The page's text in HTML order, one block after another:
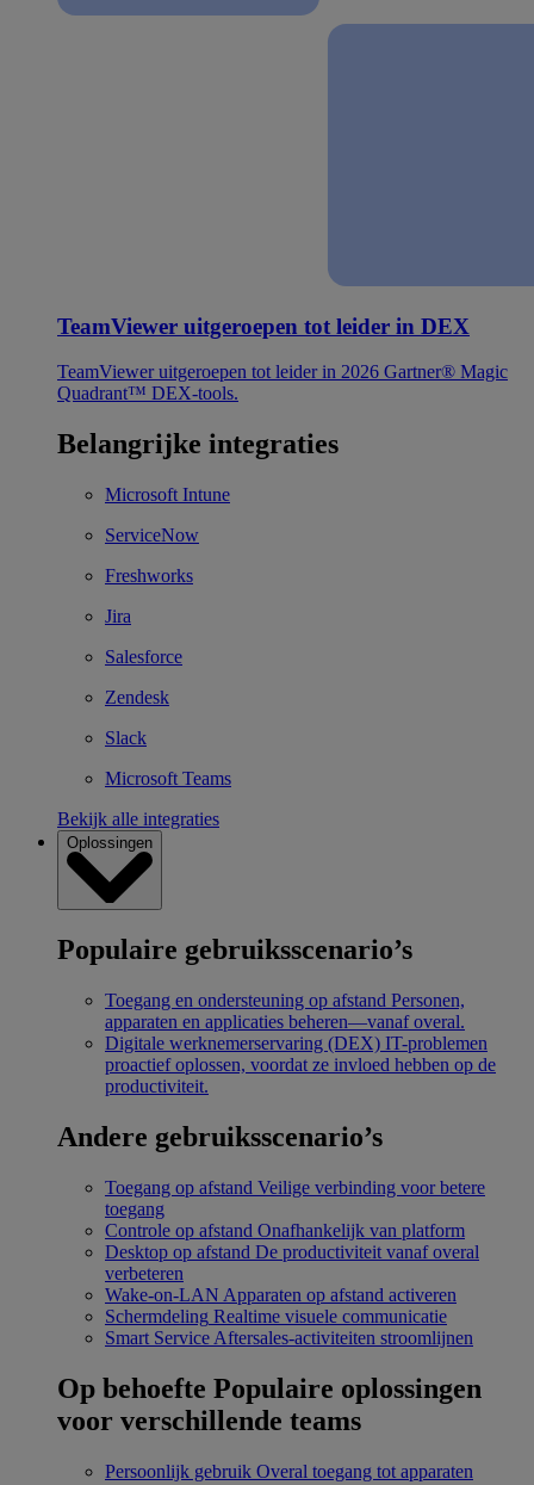
TeamViewer uitgeroepen tot leider in DEX
TeamViewer uitgeroepen tot leider in 2026 Gartner® Magic
Quadrant™ DEX-tools.
Belangrijke integraties
Microsoft Intune
ServiceNow
Freshworks
Jira
Salesforce
Zendesk
Slack
Microsoft Teams
Bekijk alle integraties
Oplossingen
Populaire gebruiksscenario’s
Toegang en ondersteuning op afstand Personen,
apparaten en applicaties beheren—vanaf overal.
Digitale werknemerservaring (DEX) IT-problemen
proactief oplossen, voordat ze invloed hebben op de
productiviteit.
Andere gebruiksscenario’s
Toegang op afstand Veilige verbinding voor betere
toegang
Controle op afstand Onafhankelijk van platform
Desktop op afstand De productiviteit vanaf overal
verbeteren
Wake-on-LAN Apparaten op afstand activeren
Schermdeling Realtime visuele communicatie
Smart Service Aftersales-activiteiten stroomlijnen
Op behoefte Populaire oplossingen
voor verschillende teams
Persoonlijk gebruik Overal toegang tot apparaten